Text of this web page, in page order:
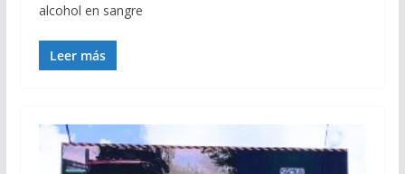
alcohol en sangre
Leer más